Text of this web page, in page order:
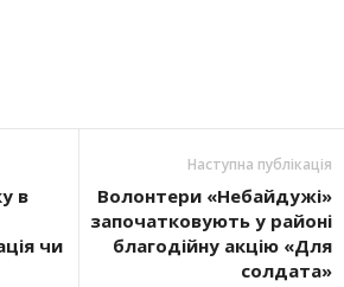
в
чи
Наступна публікація
Волонтери «Небайдужі»
започатковують у районі
благодійну акцію «Для
солдата»